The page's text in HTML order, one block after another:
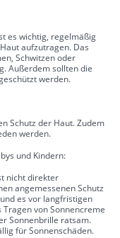
es wichtig, regelmäßig
aufzutragen. Das
Schwitzen oder
Außerdem sollten die
werden.
Schutz der Haut. Zudem
werden.
und Kindern:
nicht direkter
angemessenen Schutz
es vor langfristigen
von Sonnencreme
Sonnenbrille ratsam.
für Sonnenschäden.